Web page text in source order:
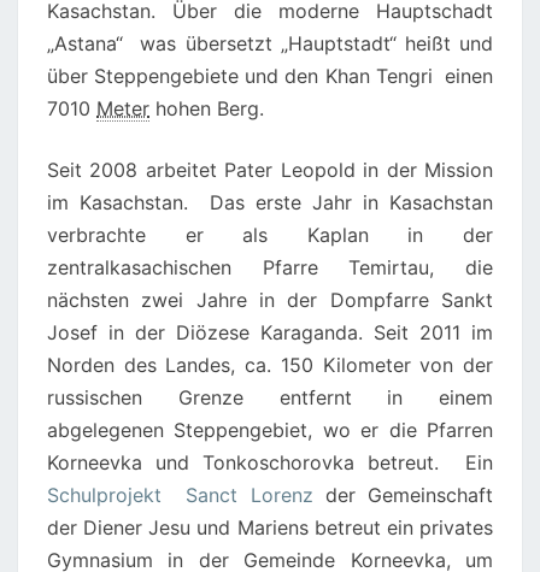
Kasachstan. Über die moderne Hauptschadt
„Astana“ was übersetzt „Hauptstadt“ heißt und
über Steppengebiete und den Khan Tengri einen
7010 Meter hohen Berg.
Seit 2008 arbeitet Pater Leopold in der Mission
im Kasachstan. Das erste Jahr in Kasachstan
verbrachte er als Kaplan in der
zentralkasachischen Pfarre Temirtau, die
nächsten zwei Jahre in der Dompfarre Sankt
Josef in der Diözese Karaganda. Seit 2011 im
Norden des Landes, ca. 150 Kilometer von der
russischen Grenze entfernt in einem
abgelegenen Steppengebiet, wo er die Pfarren
Korneevka und Tonkoschorovka betreut. Ein
Schulprojekt Sanct Lorenz der Gemeinschaft
der Diener Jesu und Mariens betreut ein privates
Gymnasium in der Gemeinde Korneevka, um